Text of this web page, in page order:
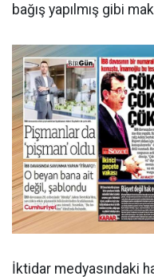
bağış yapılmış gibi
İktidar medyasındaki